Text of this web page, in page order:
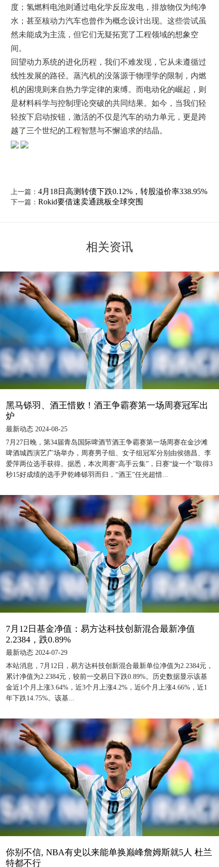
度；氢燃料电池则通过电化学反应发电，排放物仅为纯净
水；甚至核动力汽车也曾作为概念设计出现。这些尝试虽
然未能成为主流，但它们无疑拓宽了工程领域的想象空
间。
回望动力系统的进化历程，我们不难发现，它从未遵循过
线性发展的路径。蒸汽机的没落源于物理学的限制，内燃
机的困境则来自热力学定律的束缚。而电动化的崛起，则
是材料科学与控制理论突破的共同结果。如今，当我们轻
轻按下启动按钮，激活的不仅是汽车的动力单元，更是跨
越了三个世纪的工程智慧与不懈追求的结晶。
上一篇：4月18日高测转债下跌0.12%，转股溢价率338.95%
下一篇：Rokid要借速卖通跳板全球突围
相关资讯
黑马铩羽、酒王惜败！酒王争霸赛第一场周赛冠军出
炉
最新动态 2024-08-25
7月27日晚，第34届青岛国际啤酒节酒王争霸赛第一场周赛在金沙滩
啤酒城西演艺广场举办，周赛男子组、女子组冠军分别由侯德昌、李
爱萍两位选手获得。据悉，本次周赛“高手云集”，日赛“旋一个”取得3
秒15好成绩的选手尹乾峰铩羽而归，“酒王”任光超惜...
7月12日基金净值：易方达科技创新混合最新净值
2.2384，跌0.89%
最新动态 2024-07-29
本站消息，7月12日，易方达科技创新混合最新单位净值为2.2384元，
累计净值为2.2384元，较前一交易日下跌0.89%。历史数据显示该基
金近1个月上涨3.64%，近3个月上涨4.2%，近6个月上涨4.66%，近1
年下跌14.75%。该基...
你别不信, NBA有史以来能单换巅峰詹姆斯就5人 杜兰
特都不行